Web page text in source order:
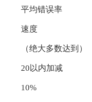
平均错误率
速度
（绝大多数达到）
20以内加减
10%